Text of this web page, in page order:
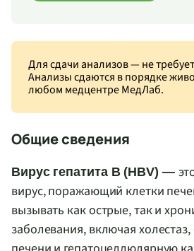
Для сдачи анализов — не
Анализы сдаются в порядке
любом медцентре МедЛаб.
Общие сведения
Вирус гепатита B (HBV) —
вирус, поражающий клетки
вызывать как острые, так и
заболевания, включая